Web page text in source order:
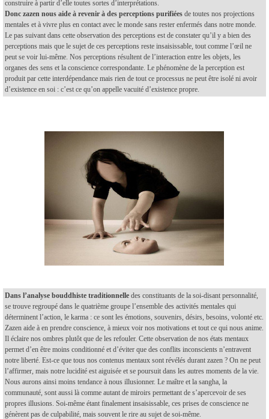
construire à partir d’elle toutes sortes d’interprétations.
Donc zazen nous aide à revenir à des perceptions purifiées de toutes nos projections
mentales et à vivre plus en contact avec le monde sans rester enfermés dans notre monde.
Le pas suivant dans cette observation des perceptions est de constater qu’il y a bien des
perceptions mais que le sujet de ces perceptions reste insaisissable, tout comme l’œil ne
peut se voir lui-même. Nos perceptions résultent de l’interaction entre les objets, les
organes des sens et la conscience correspondante. Le phénomène de la perception est
produit par cette interdépendance mais rien de tout ce processus ne peut être isolé ni avoir
d’existence en soi : c’est ce qu’on appelle vacuité d’existence propre.
Dans l’analyse bouddhiste traditionnelle des constituants de la soi-disant personnalité,
se trouve regroupé dans le quatrième groupe l’ensemble des activités mentales qui
déterminent l’action, le karma : ce sont les émotions, souvenirs, désirs, besoins, volonté etc.
Zazen aide à en prendre conscience, à mieux voir nos motivations et tout ce qui nous anime.
Il éclaire nos ombres plutôt que de les refouler. Cette observation de nos états mentaux
permet d’en être moins conditionné et d’éviter que des conflits inconscients n’entravent
notre liberté. Est-ce que tous nos contenus mentaux sont révélés durant zazen ? On ne peut
l’affirmer, mais notre lucidité est aiguisée et se poursuit dans les autres moments de la vie.
Nous aurons ainsi moins tendance à nous illusionner. Le maître et la sangha, la
communauté, sont aussi là comme autant de miroirs permettant de s’apercevoir de ses
propres illusions. Soi-même étant finalement insaisissable, ces prises de conscience ne
génèrent pas de culpabilité, mais souvent le rire au sujet de soi-même.